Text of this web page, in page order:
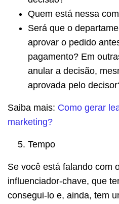
Quem está nessa
Será que o
aprovar o pedido
pagamento? Em
anular a decisão,
aprovada pelo
Saiba mais: Como gerar
marketing?
Tempo
Se você está falando com
influenciador-chave, que
consegui-lo e, ainda, tem